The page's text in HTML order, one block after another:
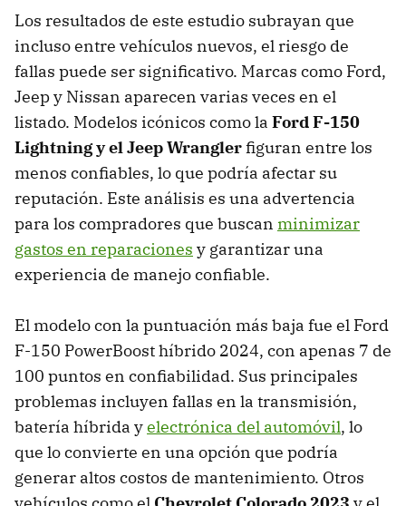
Los resultados de este estudio subrayan que
incluso entre vehículos nuevos, el riesgo de
fallas puede ser significativo. Marcas como Ford,
Jeep y Nissan aparecen varias veces en el
listado. Modelos icónicos como la Ford F-150
Lightning y el Jeep Wranglerfiguran entre los
menos confiables, lo que podría afectar su
reputación. Este análisis es una advertencia
para los compradores que buscan minimizar
gastos en reparaciones y garantizar una
experiencia de manejo confiable.
El modelo con la puntuación más baja fue el Ford
F-150 PowerBoost híbrido 2024, con apenas 7 de
100 puntos en confiabilidad. Sus principales
problemas incluyen fallas en la transmisión,
batería híbrida yelectrónica del automóvil, lo
que lo convierte en una opción que podría
generar altos costos de mantenimiento. Otros